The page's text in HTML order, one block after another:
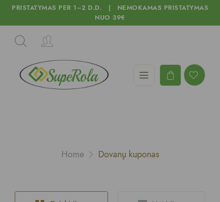
PRISTATYMAS PER 1–2 D.D. | NEMOKAMAS PRISTATYMAS
NUO 39€
Home Dovanų kuponas